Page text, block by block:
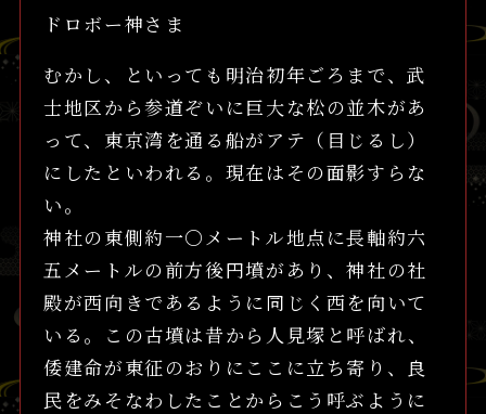
ドロボー神さま
むかし、といっても明治初年ごろまで、武
士地区から参道ぞいに巨大な松の並木があ
って、東京湾を通る船がアテ（目じるし）
にしたといわれる。現在はその面影すらな
い。
神社の東側約一〇メートル地点に長軸約六
五メートルの前方後円墳があり、神社の社
殿が西向きであるように同じく西を向いて
いる。この古墳は昔から人見塚と呼ばれ、
倭建命が東征のおりにここに立ち寄り、良
民をみそなわしたことからこう呼ぶように